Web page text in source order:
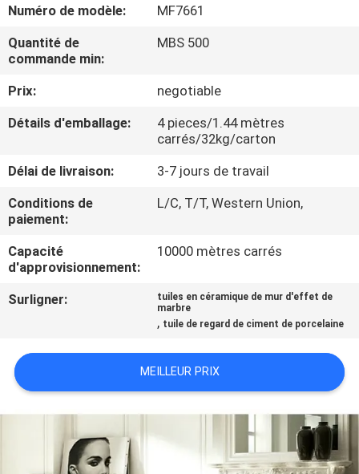
DE
NOUS
VISITE
DE
CONTRÔLE
DE
LA
QUALITÉ
CONTACTER
DEMANDEZ
UN DEVIS
Numéro de modèle:
MF7661
Quantité de
commande min:
MBS 500
Prix:
negotiable
Détails d'emballage:
4 pieces/1.44 mètres
carrés/32kg/carton
Délai de livraison:
3-7 jours de travail
Conditions de
paiement:
L/C, T/T, Western Union,
Capacité
d'approvisionnement:
10000 mètres carrés
Surligner:
tuiles en céramique de mur d'effet de
marbre
, tuile de regard de ciment de porcelaine
MEILLEUR PRIX